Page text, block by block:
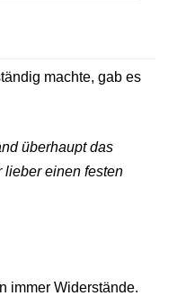
machte, gab es
überhaupt das
lieber einen festen
immer Widerstände.